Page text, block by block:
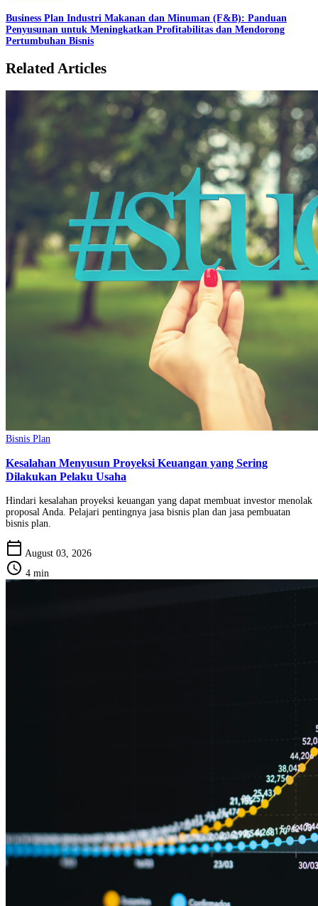
Business Plan Industri Makanan dan Minuman (F&B): Panduan
Penyusunan untuk Meningkatkan Profitabilitas dan Mendorong
Pertumbuhan Bisnis
Related Articles
Bisnis Plan
Kesalahan Menyusun Proyeksi Keuangan yang Sering
Dilakukan Pelaku Usaha
Hindari kesalahan proyeksi keuangan yang dapat membuat investor menolak
proposal Anda. Pelajari pentingnya jasa bisnis plan dan jasa pembuatan
bisnis plan.
calendar_today August 03, 2026
schedule 4 min